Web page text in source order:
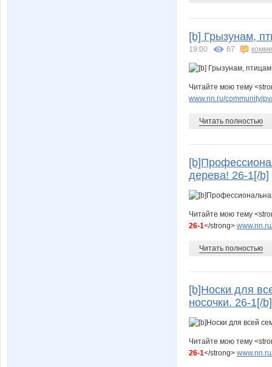
[b] Грызунам,
19:00 67
Читайте мою тему
www.nn.ru/community/
Читать полностью
дерева! 26-1[/b]
Читайте мою тему
26-1</strong>
Читать полностью
[b]Носки для
носочки. 26-1[/b]
Читайте мою тему
26-1</strong>